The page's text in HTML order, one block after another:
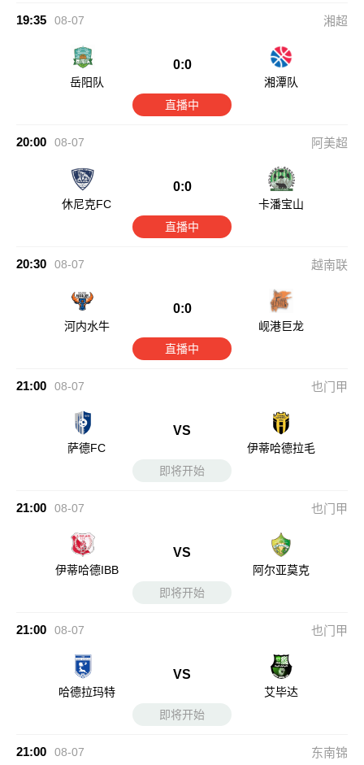
19:35 08-07 湘超
岳阳队
0:0
湘潭队
直播中
20:00 08-07 阿美超
休尼克FC
0:0
卡潘宝山
直播中
20:30 08-07 越南联
河内水牛
0:0
岘港巨龙
直播中
21:00 08-07 也门甲
萨德FC
VS
伊蒂哈德拉毛
即将开始
21:00 08-07 也门甲
伊蒂哈德IBB
VS
阿尔亚莫克
即将开始
21:00 08-07 也门甲
哈德拉玛特
VS
艾毕达
即将开始
21:00 08-07 东南锦